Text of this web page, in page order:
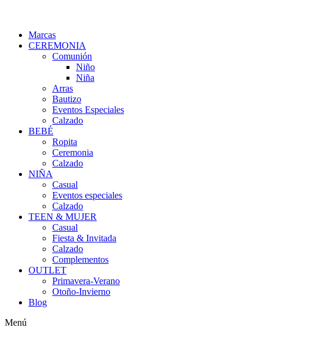
Marcas
CEREMONIA
Comunión
Niño
Niña
Arras
Bautizo
Eventos Especiales
Calzado
BEBÉ
Ropita
Ceremonia
Calzado
NIÑA
Casual
Eventos especiales
Calzado
TEEN & MUJER
Casual
Fiesta & Invitada
Calzado
Complementos
OUTLET
Primavera-Verano
Otoño-Invierno
Blog
Menú